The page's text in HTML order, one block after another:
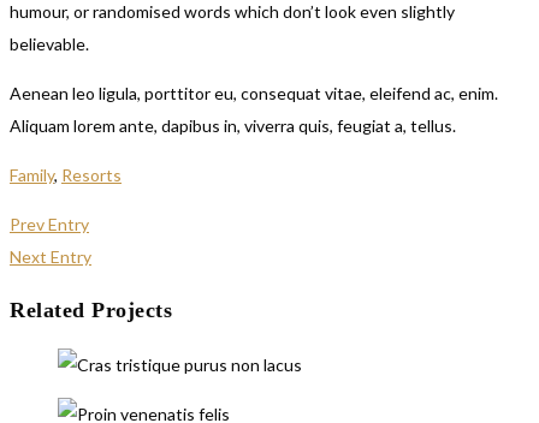
humour, or randomised words which don’t look even slightly
believable.
Aenean leo ligula, porttitor eu, consequat vitae, eleifend ac, enim.
Aliquam lorem ante, dapibus in, viverra quis, feugiat a, tellus.
Family, Resorts
Prev Entry
Next Entry
Related Projects